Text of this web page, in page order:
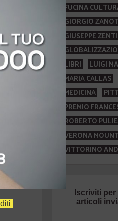
FUCINA
GIORGIO
GIUSEPPE ZENTI
LIBRI
LUIGI
MARIA CALLAS
MEDICINA
PREMIO
ROBERTO
VERONA
VITTORINO
Iscriviti
articoli